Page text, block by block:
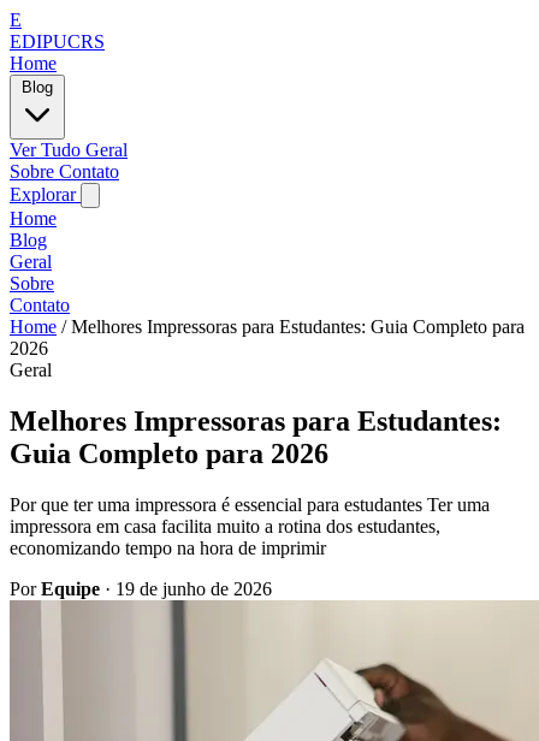
E
EDIPUCRS
Home
Ver Tudo Geral
Sobre Contato
Explorar
Home
Blog
Geral
Sobre
Contato
Home / Melhores Impressoras para Estudantes: Guia Completo para
2026
Geral
Melhores Impressoras para Estudantes:
Guia Completo para 2026
Por que ter uma impressora é essencial para estudantes Ter uma
impressora em casa facilita muito a rotina dos estudantes,
economizando tempo na hora de imprimir
PorEquipe · 19 de junho de 2026